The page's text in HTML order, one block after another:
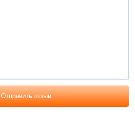
Отправить отзыв